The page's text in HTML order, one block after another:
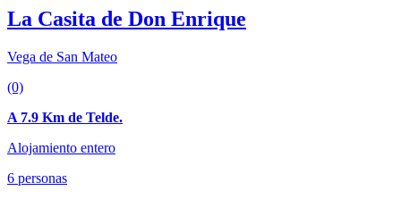
La Casita de Don Enrique
Vega de San Mateo
(0)
A 7.9 Km de Telde.
Alojamiento entero
6 personas